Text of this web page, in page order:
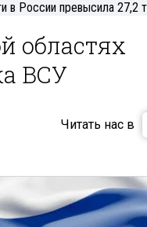
в России превысила 27,2
областях
ВСУ
Читать нас в